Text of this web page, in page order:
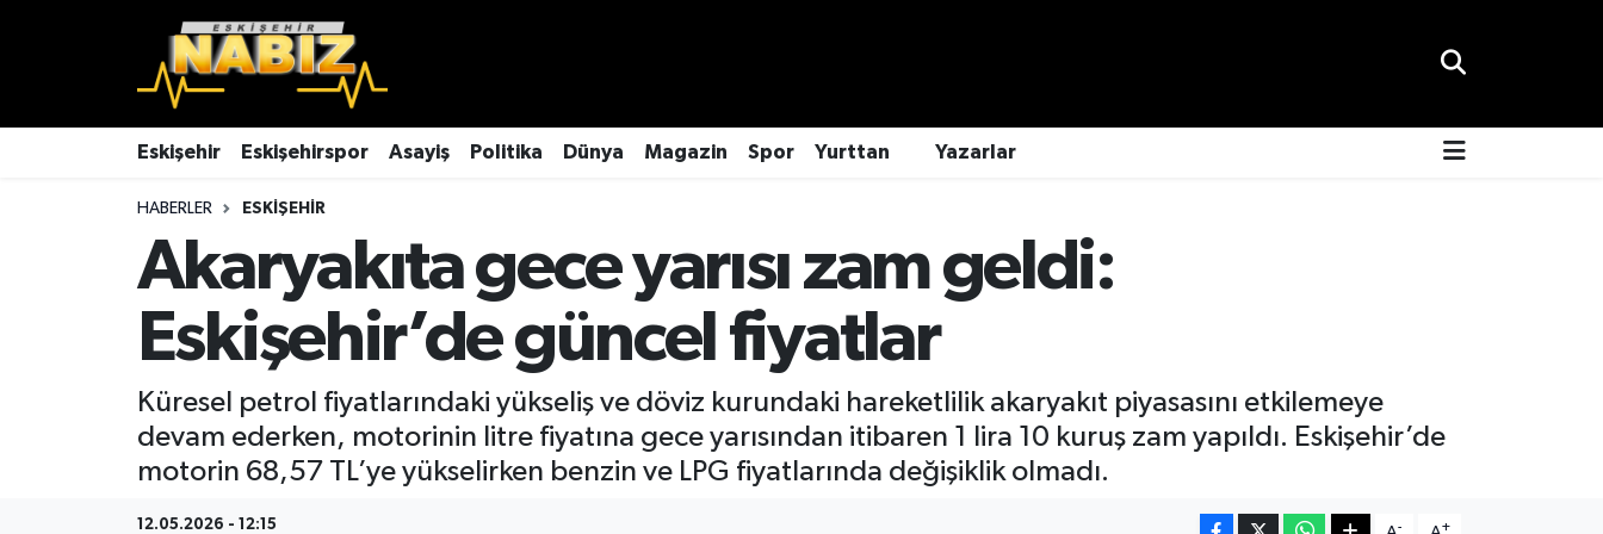
Eskişehir Eskişehirspor Asayiş Politika Dünya Magazin Spor Yurttan Yazarlar
HABERLER ESKIŞEHIR
Akaryakıta gece yarısı zam geldi:
Eskişehir’de güncel fiyatlar
Küresel petrol fiyatlarındaki yükseliş ve döviz kurundaki hareketlilik akaryakıt piyasasını etkilemeye
devam ederken, motorinin litre fiyatına gece yarısından itibaren 1 lira 10 kuruş zam yapıldı. Eskişehir’de
motorin 68,57 TL’ye yükselirken benzin ve LPG fiyatlarında değişiklik olmadı.
12.05.2026 - 12:15 - +
Eskişehir
Eskişehir Hava Durumu
Eskişehir Trafik Yoğunluk Haritası
TFF 3.Lig 4.Grup Puan Durumu ve Fikstür
Tüm Manşetler
Son Dakika Haberleri
Haber Arşivi